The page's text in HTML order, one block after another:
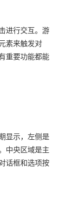
进行交互。游
素来触发对
重要功能都能
显示，左侧是
中央区域是主
话框和选项按